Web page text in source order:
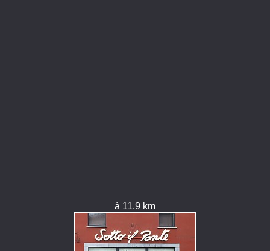
à 11.9 km